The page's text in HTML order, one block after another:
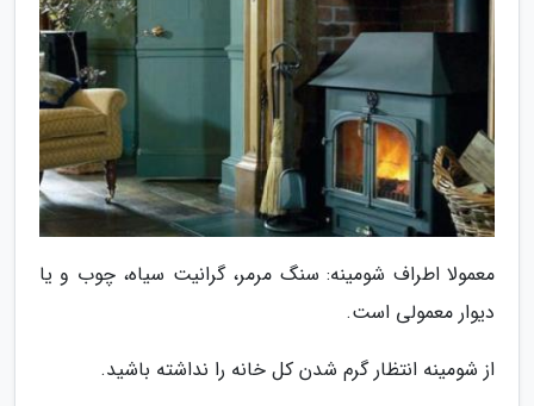
معمولا اطراف شومینه: سنگ مرمر، گرانیت سیاه، چوب و یا
دیوار معمولی است.
از شومینه انتظار گرم شدن کل خانه را نداشته باشید.